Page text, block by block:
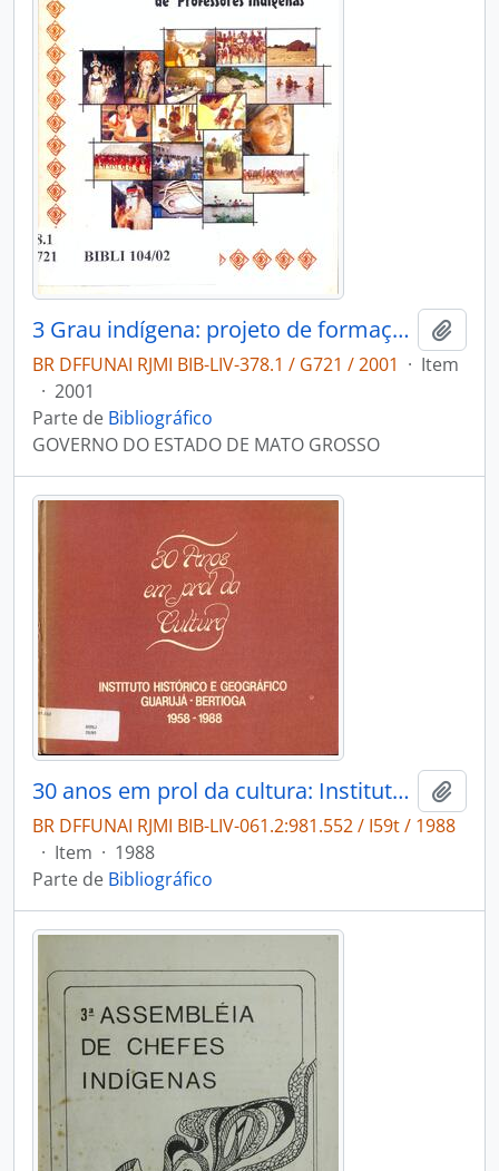
3 Grau indígena: projeto de formação de professores indígenas.
BR DFFUNAI RJMI BIB-LIV-378.1 / G721 / 2001 · Item
· 2001
Parte de Bibliográfico
GOVERNO DO ESTADO DE MATO GROSSO
30 anos em prol da cultura: Instituto Histórico e Geográfico Guarujá - Bertioga 1958-1988.
BR DFFUNAI RJMI BIB-LIV-061.2:981.552 / I59t / 1988
· Item · 1988
Parte de Bibliográfico